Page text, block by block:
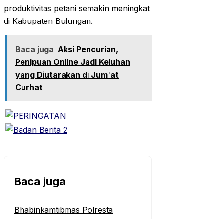
produktivitas petani semakin meningkat
di Kabupaten Bulungan.
Baca juga Aksi Pencurian,
Penipuan Online Jadi Keluhan
yang Diutarakan di Jum'at
Curhat
Baca juga
Bhabinkamtibmas Polresta